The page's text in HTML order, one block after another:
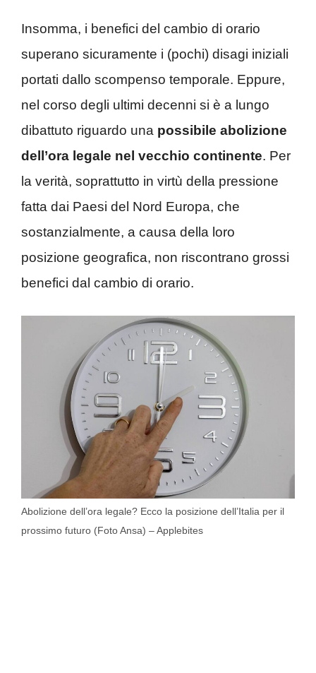
Insomma, i benefici del cambio di orario
superano sicuramente i (pochi) disagi iniziali
portati dallo scompenso temporale. Eppure,
nel corso degli ultimi decenni si è a lungo
dibattuto riguardo una possibile abolizione
dell’ora legale nel vecchio continente. Per
la verità, soprattutto in virtù della pressione
fatta dai Paesi del Nord Europa, che
sostanzialmente, a causa della loro
posizione geografica, non riscontrano grossi
benefici dal cambio di orario.
Abolizione dell’ora legale? Ecco la posizione dell’Italia per il
prossimo futuro (Foto Ansa) – Applebites